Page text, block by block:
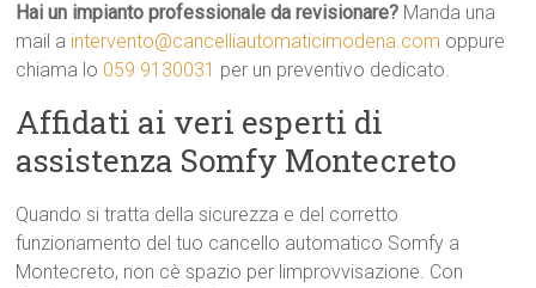
Hai un impianto professionale da revisionare? Manda una
mail a intervento@cancelliautomaticimodena.com oppure
chiama lo 059 9130031 per un preventivo dedicato.
Affidati ai veri esperti di
assistenza Somfy Montecreto
Quando si tratta della sicurezza e del corretto
funzionamento del tuo cancello automatico Somfy a
Montecreto, non cè spazio per limprovvisazione. Con